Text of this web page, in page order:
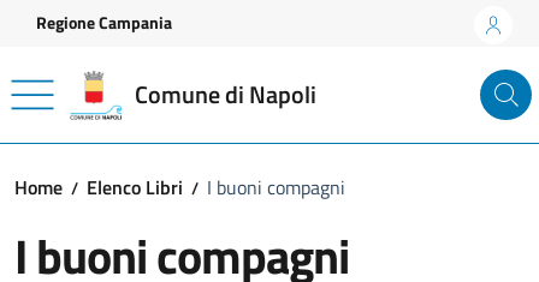
Vai ai contenuti
Vai al footer
Regione Campania
Comune di Napoli
Home Elenco Libri I buoni compagni
I buoni compagni